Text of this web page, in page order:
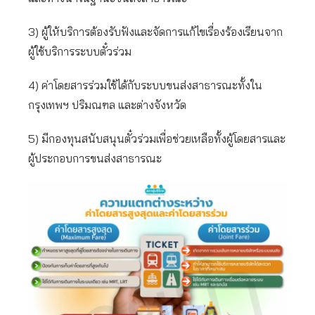
3) ผู้ให้บริการต้องรับฟังและจัดการแก้ไขเรื่องร้องเรียนจาก
ผู้ใช้บริการระบบตั๋วร่วม
4) ค่าโดยสารร่วมใช้ได้กับระบบขนส่งสาธารณะทั้งใน
กรุงเทพฯ ปริมณฑล และต่างจังหวัด
5) มีกองทุนสนับสนุนตั๋วร่วมเพื่อช่วยเหลือทั้งผู้โดยสารและ
ผู้ประกอบการขนส่งสาธารณะ